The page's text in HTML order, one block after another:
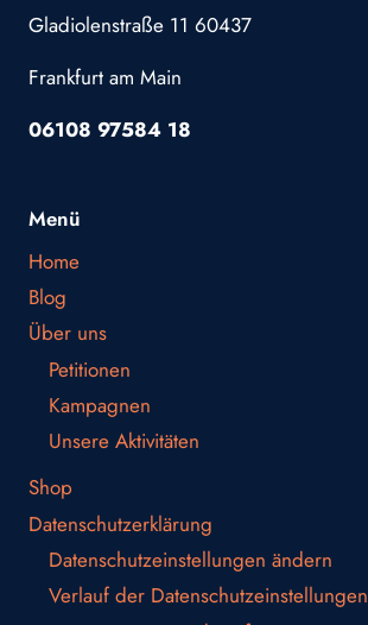
Gladiolenstraße 11 60437
Frankfurt am Main
06108 97584 18
Menü
Home
Blog
Über uns
Petitionen
Kampagnen
Unsere Aktivitäten
Shop
Datenschutzerklärung
Datenschutzeinstellungen ändern
Verlauf der Datenschutzeinstellungen